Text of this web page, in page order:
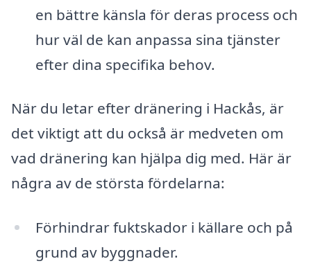
en bättre känsla för deras process och
hur väl de kan anpassa sina tjänster
efter dina specifika behov.
När du letar efter dränering i Hackås, är
det viktigt att du också är medveten om
vad dränering kan hjälpa dig med. Här är
några av de största fördelarna:
Förhindrar fuktskador i källare och på
grund av byggnader.